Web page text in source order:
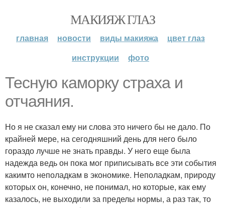
МАКИЯЖ ГЛАЗ
главная новости виды макияжа
цвет глаз
инструкции
фото
Тесную каморку страха и
отчаяния.
Но я не сказал ему ни слова это ничего бы не дало. По
крайней мере, на сегодняшний день для него было
гораздо лучше не знать правды. У него еще была
надежда ведь он пока мог приписывать все эти события
какимто неполадкам в экономике. Неполадкам, природу
которых он, конечно, не понимал, но которые, как ему
казалось, не выходили за пределы нормы, а раз так, то